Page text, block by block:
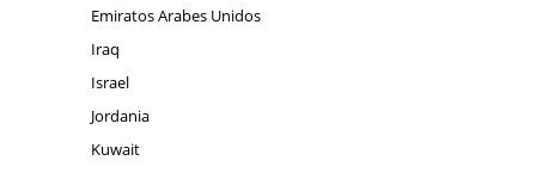
Emiratos Arabes Unidos
Iraq
Israel
Jordania
Kuwait